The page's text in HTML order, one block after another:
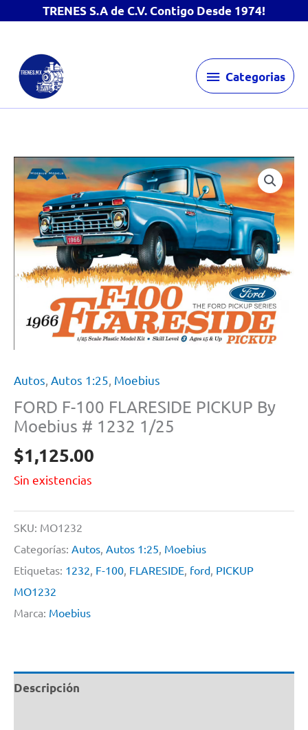
TRENES S.A de C.V. Contigo Desde 1974!
contenido
Categorias
Categorias
Autos Autos 1:25 Moebius
FORD F-100 FLARESIDE PICKUP By
Moebius # 1232 1/25
$1,125.00
Sin existencias
SKU: MO1232
Categorías: Autos, Autos 1:25, Moebius
Etiquetas: 1232, F-100, FLARESIDE, ford, PICKUP
MO1232
Marca: Moebius
Descripción